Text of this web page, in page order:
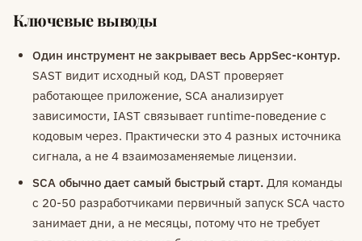
Ключевые выводы
Один инструмент не закрывает весь AppSec-контур.
SAST видит исходный код, DAST проверяет
работающее приложение, SCA анализирует
зависимости, IAST связывает runtime-поведение с
кодовым через. Практически это 4 разных источника
сигнала, а не 4 взаимозаменяемые лицензии.
SCA обычно дает самый быстрый старт. Для команды
с 20-50 разработчиками первичный запуск SCA часто
занимает дни, а не месяцы, потому что не требует